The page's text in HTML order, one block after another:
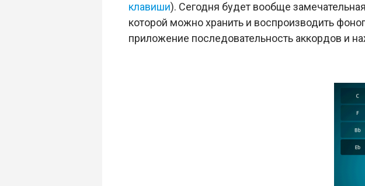
клавиши). Сегодня будет вообще
которой можно хранить и воспроизводить
приложение последовательность аккордов и